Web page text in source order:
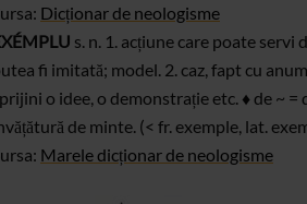
Dicționar de neologisme
s. n. 1. acțiune care poate servi
fi imitată; model. 2. caz, fapt cu
o idee, o demonstrație etc. ♦ de ~ =
de minte. (< fr. exemple, lat.
Marele dicționar de neologisme